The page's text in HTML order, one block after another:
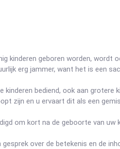
kinderen geboren worden, wordt
erg jammer, want het is een
bediend, ook aan grotere
zijn en u ervaart dit als een
om kort na de geboorte van
over de betekenis en de